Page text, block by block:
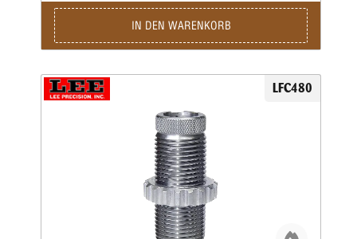
Selbstladern. Bei Patronenhülsen werden über eine
Crimpklaue die ersten 1-2 mm des Hülsenmundes in das
Geschoss, bzw. in die Crimprille gepresst. Der Pressdruck
kann durch Verstellen des Matrizenkörpers fein justiert
Hülsenlänge, um einen gleichmäßigen Ausziehwiderstand zu
sichern. Der Crimp entspricht dem einer Fabrikpatrone. Bei
zylindrischen Faustfeuerwaffenhülsen wird der Hülsenmund
entweder über einen Tapercrimp für Pistolenpatronen oder
einen Rollcrimp bei Revolverpatronen gecrimpt. Ein
gehärteter Einsatz sorgt für den festen Geschosssitz, ein
zusätzlicher Hartmetall-Kalibrierring glättet anschließend
aufgeworfenes Material. Der Geschosssitz ist deutlich fester
als bei anderen Crimpmatrizen. Selbst bei stärksten
Magnum-Revolverladungen werden die Geschosse sicher in
IN DEN WARENKORB
LFC480